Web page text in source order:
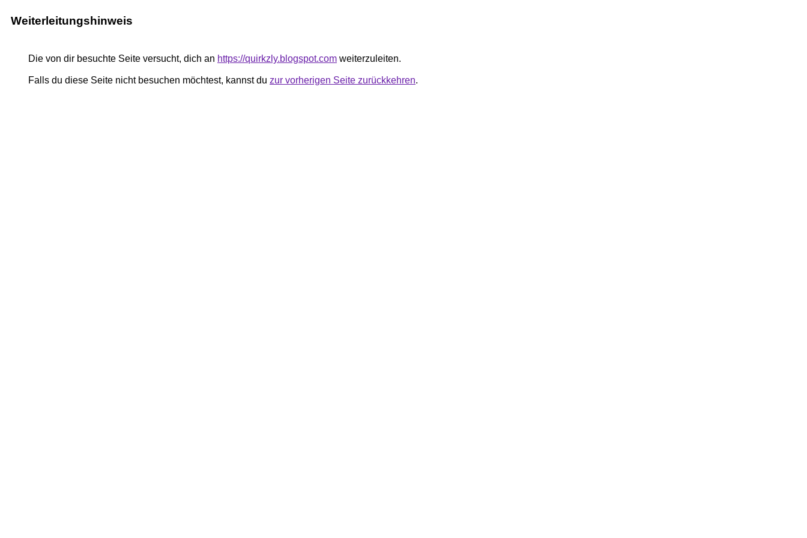
Weiterleitungshinweis
Die von dir besuchte Seite versucht, dich an https://quirkzly.blogspot.com weiterzuleiten.
Falls du diese Seite nicht besuchen möchtest, kannst du zur vorherigen Seite zurückkehren.